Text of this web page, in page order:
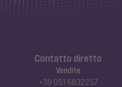
Contatto diretto
Vendite
+39 051 6832257